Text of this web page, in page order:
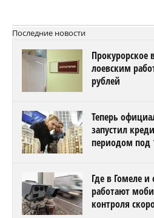
Последние новости
Прокурорское
лоевским
рублей
Теперь
запустил
периодом под
Где в Гомеле и
работают
контроля